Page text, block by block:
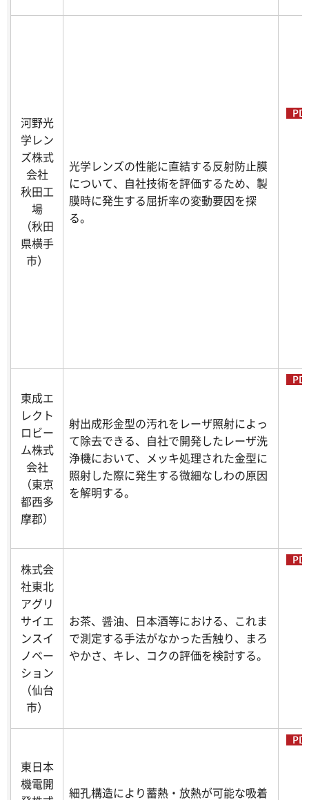
河野光
学レン
ズ株式
会社
秋田工
場
（秋田
県横手
市）
光学レンズの性能に直結する反射防止膜
について、自社技術を評価するため、製
膜時に発生する屈折率の変動要因を探
る。
東成エ
レクト
ロビー
ム株式
会社
（東京
都西多
摩郡）
射出成形金型の汚れをレーザ照射によっ
て除去できる、自社で開発したレーザ洗
浄機において、メッキ処理された金型に
照射した際に発生する微細なしわの原因
を解明する。
株式会
社東北
アグリ
サイエ
ンスイ
ノベー
ション
（仙台
市）
お茶、醤油、日本酒等における、これま
で測定する手法がなかった舌触り、まろ
やかさ、キレ、コクの評価を検討する。
東日本
機電開
細孔構造により蓄熱・放熱が可能な吸着